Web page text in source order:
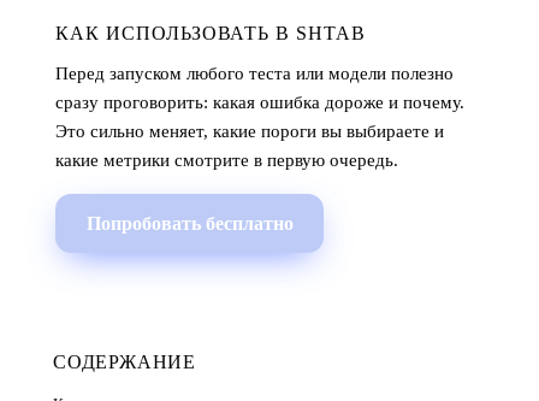
КАК ИСПОЛЬЗОВАТЬ В SHTAB
Перед запуском любого теста или модели полезно
сразу проговорить: какая ошибка дороже и почему.
Это сильно меняет, какие пороги вы выбираете и
какие метрики смотрите в первую очередь.
Попробовать бесплатно
СОДЕРЖАНИЕ